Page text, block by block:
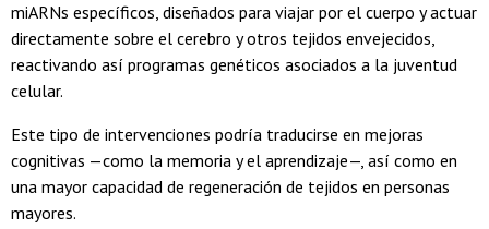
miARNs específicos, diseñados para viajar por el cuerpo y actuar
directamente sobre el cerebro y otros tejidos envejecidos,
reactivando así programas genéticos asociados a la juventud
celular.
Este tipo de intervenciones podría traducirse en mejoras
cognitivas —como la memoria y el aprendizaje—, así como en
una mayor capacidad de regeneración de tejidos en personas
mayores.